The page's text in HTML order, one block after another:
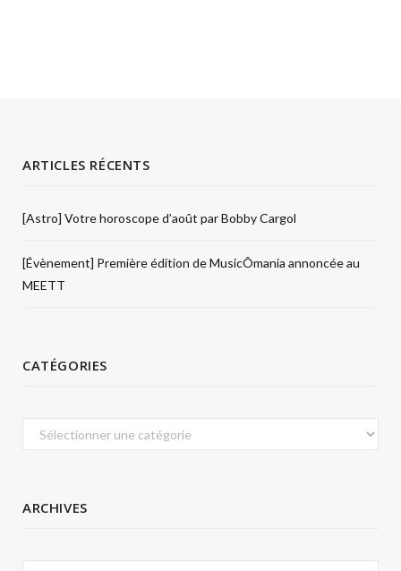
ARTICLES RÉCENTS
[Astro] Votre horoscope d’août par Bobby Cargol
[Évènement] Première édition de MusicÔmania annoncée au
MEETT
CATÉGORIES
Catégories
ARCHIVES